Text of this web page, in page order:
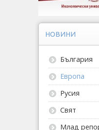
НОВИНИ
България
Европа
Русия
Свят
Млад